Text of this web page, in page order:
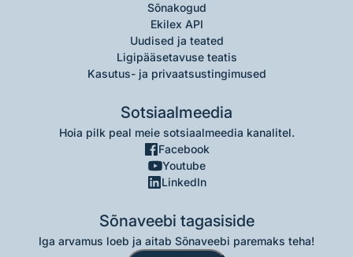
Sõnakogud
Ekilex API
Uudised ja teated
Ligipääsetavuse teatis
Kasutus- ja privaatsustingimused
Sotsiaalmeedia
Hoia pilk peal meie sotsiaalmeedia kanalitel.
Facebook
Youtube
LinkedIn
Sõnaveebi tagasiside
Iga arvamus loeb ja aitab Sõnaveebi paremaks teha!